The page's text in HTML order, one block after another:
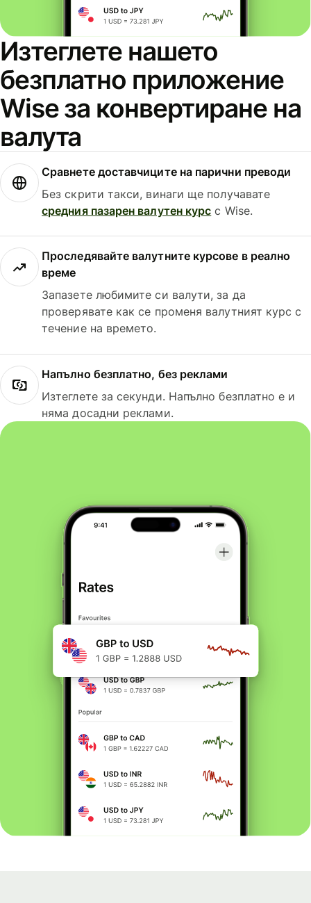
Изтеглете нашето
безплатно приложение
Wise за конвертиране на
валута
Сравнете доставчиците на парични преводи
Без скрити такси, винаги ще получавате
средния пазарен валутен курс с Wise.
Проследявайте валутните курсове в реално
време
Запазете любимите си валути, за да
проверявате как се променя валутният курс с
течение на времето.
Напълно безплатно, без реклами
Изтеглете за секунди. Напълно безплатно е и
няма досадни реклами.